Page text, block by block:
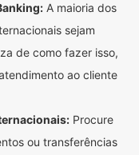
A maioria dos
sejam
de como fazer isso,
ao cliente
Procure
ou transferências